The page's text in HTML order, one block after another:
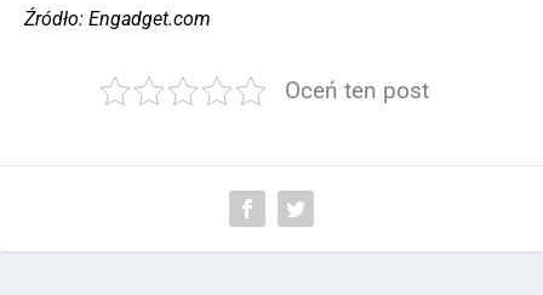
Źródło: Engadget.com
Oceń ten post